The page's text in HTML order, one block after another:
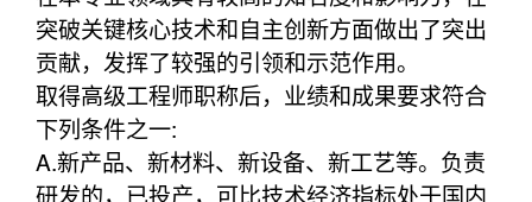
突破关键核心技术和自主创新方面做出了突出
贡献，发挥了较强的引领和示范作用。
取得高级工程师职称后，业绩和成果要求符合
下列条件之一:
A.新产品、新材料、新设备、新工艺等。负责
研发的，已投产，可比技术经济指标处于国内